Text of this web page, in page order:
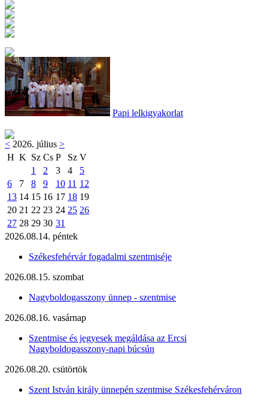
Papi lelkigyakorlat
< 2026. július >
H K Sz Cs P Sz V
1
2 3 4
5
6
7 8 9 10 11 12
13 14 15 16 17 18 19
20 21 22 23 24 25 26
27 28 29 30 31
2026.08.14. péntek
Székesfehérvár fogadalmi szentmiséje
2026.08.15. szombat
Nagyboldogasszony ünnep - szentmise
2026.08.16. vasárnap
Szentmise és jegyesek megáldása az Ercsi
Nagyboldogasszony-napi búcsún
2026.08.20. csütörtök
Szent István király ünnepén szentmise Székesfehérváron